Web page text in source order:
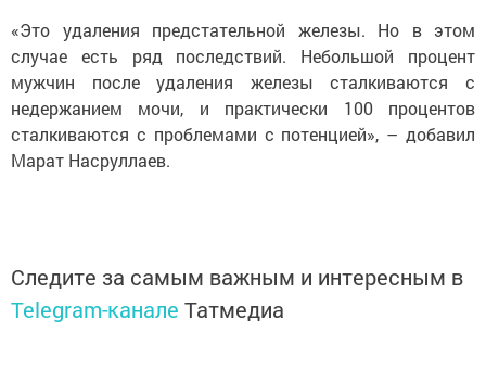
«Это удаления предстательной железы. Но в этом
случае есть ряд последствий. Небольшой процент
мужчин после удаления железы сталкиваются с
недержанием мочи, и практически 100 процентов
сталкиваются с проблемами с потенцией», – добавил
Марат Насруллаев.
Следите за самым важным и интересным в
Telegram-канале Татмедиа